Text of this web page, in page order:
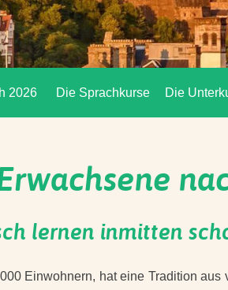
2026 Die Sprachkurse Die
lernen inmitten
Einwohnern, hat eine Tradition aus